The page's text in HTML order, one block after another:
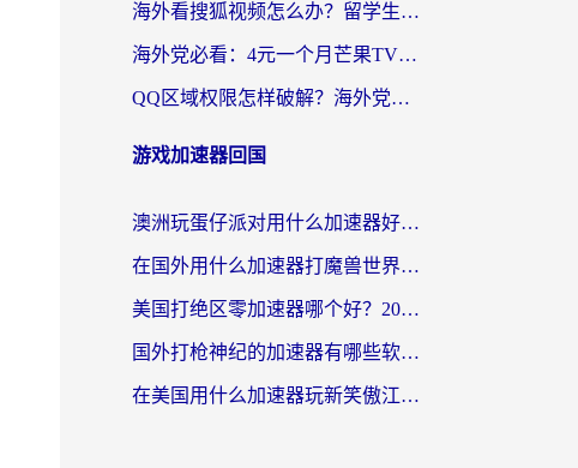
海外看搜狐视频怎么办？留学生亲测有效的回国加速器选择指南
海外党必看：4元一个月芒果TV会员？选对回国加速器就能实现！
QQ区域权限怎样破解？海外党亲测有效的回国加速方案（附看剧看电影神器推荐）
游戏加速器回国
澳洲玩蛋仔派对用什么加速器好？留学生亲测有效的国服游戏加速指南
在国外用什么加速器打魔兽世界不卡？海外党国服游戏流畅指南
美国打绝区零加速器哪个好？2026海外玩家实测指南（附英国部落冲突梦幻西游加速技巧）
国外打枪神纪的加速器有哪些软件？2026海外玩家亲测实用指南
在美国用什么加速器玩新笑傲江湖比较好一点？海外玩家亲测的靠谱方案